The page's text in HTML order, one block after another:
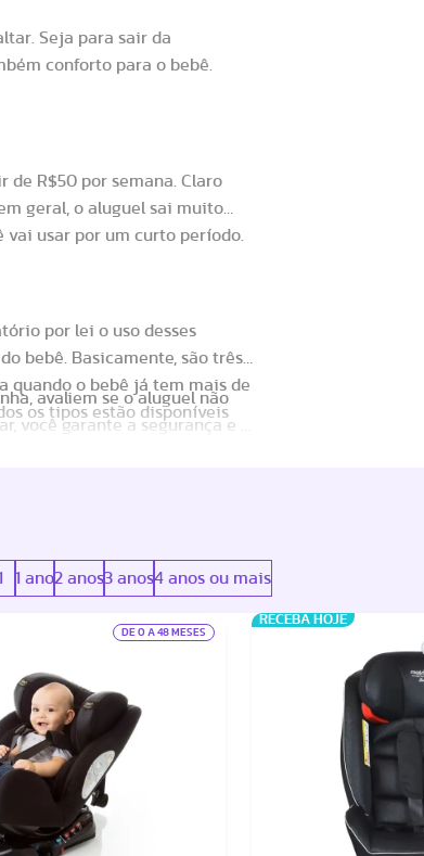
Seja para sair da
conforto para o bebê.
de R$50 por semana. Claro
geral, o aluguel sai muito
vai usar por um curto período.
por lei o uso desses
bebê. Basicamente, são três
quando o bebê já tem mais de
os tipos estão disponíveis
avaliem se o aluguel não
você garante a segurança e o
não é mesmo?
1 ano2 anos3 anos4 anos ou mais
DE 0 A 48 MESES
RECEBA HOJE